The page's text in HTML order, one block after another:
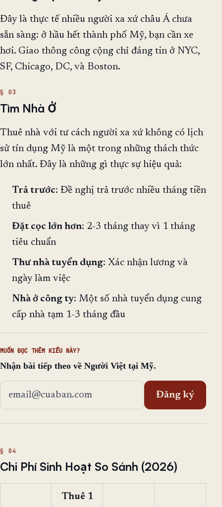
Đây là thực tế nhiều người xa xứ châu Á chưa
sẵn sàng: ở hầu hết thành phố Mỹ, bạn cần xe
hơi. Giao thông công cộng chỉ đáng tin ở NYC,
SF, Chicago, DC, và Boston.
Tìm Nhà Ở
Thuê nhà với tư cách người xa xứ không có lịch
sử tín dụng Mỹ là một trong những thách thức
lớn nhất. Đây là những gì thực sự hiệu quả:
Trả trước: Đề nghị trả trước nhiều tháng tiền
thuê
Đặt cọc lớn hơn: 2-3 tháng thay vì 1 tháng
tiêu chuẩn
Thư nhà tuyển dụng: Xác nhận lương và
ngày làm việc
Nhà ở công ty: Một số nhà tuyển dụng cung
cấp nhà tạm 1-3 tháng đầu
MUỐN ĐỌC THÊM KIỂU NÀY?
Nhận bài tiếp theo về Người Việt tại Mỹ.
Địa chỉ email
Đăng ký
Chi Phí Sinh Hoạt So Sánh (2026)
Thuê 1